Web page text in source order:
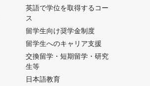
英語で学位を取得するコー
ス
留学生向け奨学金制度
留学生へのキャリア支援
交換留学・短期留学・研究
生等
日本語教育